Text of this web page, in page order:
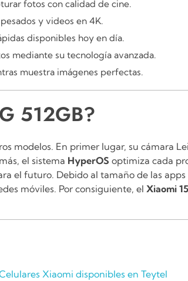
fotos con calidad de cine.
y videos en 4K.
disponibles hoy en día.
mediante su tecnología avanzada.
muestra imágenes perfectas.
512GB?
modelos. En primer lugar, su cámara
el sistema HyperOS optimiza cada
el futuro. Debido al tamaño de las
móviles. Por consiguiente, el Xiaomi
Xiaomi disponibles en Teytel